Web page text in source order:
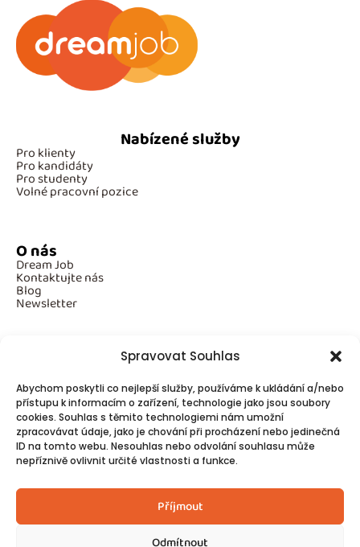
Spravovat Souhlas
Abychom poskytli co nejlepší služby, používáme k ukládání a/nebo
přístupu k informacím o zařízení, technologie jako jsou soubory
cookies. Souhlas s těmito technologiemi nám umožní
zpracovávat údaje, jako je chování při procházení nebo jedinečná
ID na tomto webu. Nesouhlas nebo odvolání souhlasu může
nepříznivě ovlivnit určité vlastnosti a funkce.
Příjmout
Odmítnout
Nabízené služby
Pro klienty
Pro kandidáty
Pro studenty
Volné pracovní pozice
O nás
Dream Job
Kontaktujte nás
Blog
Newsletter
Povinné informace
GDPR
Cookies
Spojte se s námi!